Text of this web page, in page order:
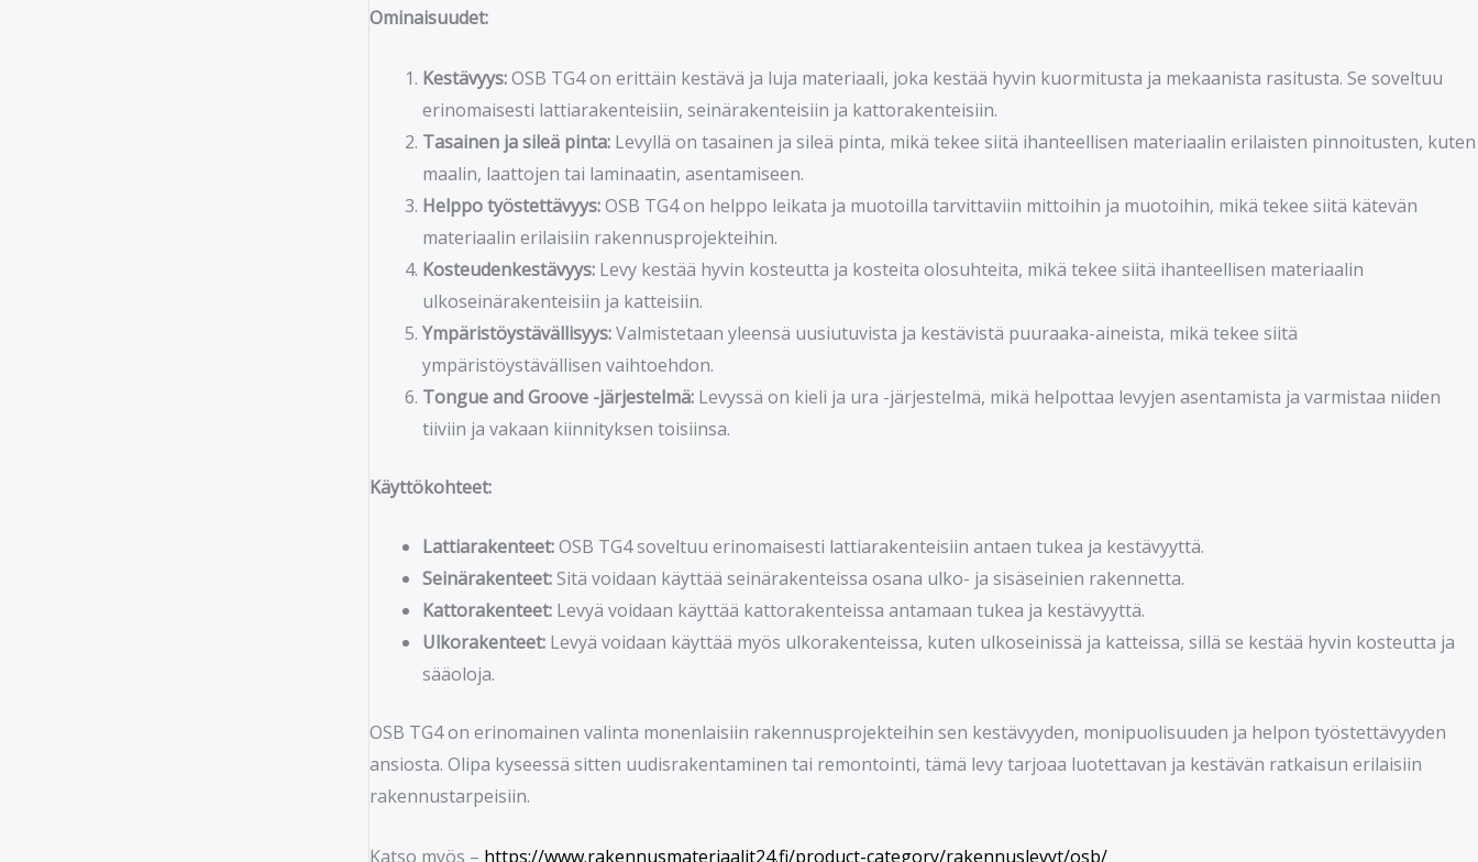
Ominaisuudet:
Kestävyys:OSB TG4 on erittäin kestävä ja luja materiaali, joka kestää hyvin kuormitusta ja mekaanista rasitusta. Se soveltuu
erinomaisesti lattiarakenteisiin, seinärakenteisiin ja kattorakenteisiin.
Tasainen ja sileä pinta: Levyllä on tasainen ja sileä pinta, mikä tekee siitä ihanteellisen materiaalin erilaisten pinnoitusten, kuten
maalin, laattojen tai laminaatin, asentamiseen.
Helppo työstettävyys:OSB TG4 on helppo leikata ja muotoilla tarvittaviin mittoihin ja muotoihin, mikä tekee siitä kätevän
materiaalin erilaisiin rakennusprojekteihin.
Kosteudenkestävyys: Levy kestää hyvin kosteutta ja kosteita olosuhteita, mikä tekee siitä ihanteellisen materiaalin
ulkoseinärakenteisiin ja katteisiin.
Ympäristöystävällisyys:Valmistetaan yleensä uusiutuvista ja kestävistä puuraaka-aineista, mikä tekee siitä
ympäristöystävällisen vaihtoehdon.
Tongue and Groove -järjestelmä: Levyssä on kieli ja ura -järjestelmä, mikä helpottaa levyjen asentamista ja varmistaa niiden
tiiviin ja vakaan kiinnityksen toisiinsa.
Käyttökohteet:
Lattiarakenteet:OSB TG4 soveltuu erinomaisesti lattiarakenteisiin antaen tukea ja kestävyyttä.
Seinärakenteet:Sitä voidaan käyttää seinärakenteissa osana ulko- ja sisäseinien rakennetta.
Kattorakenteet: Levyä voidaan käyttää kattorakenteissa antamaan tukea ja kestävyyttä.
Ulkorakenteet: Levyä voidaan käyttää myös ulkorakenteissa, kuten ulkoseinissä ja katteissa, sillä se kestää hyvin kosteutta ja
sääoloja.
OSB TG4 on erinomainen valinta monenlaisiin rakennusprojekteihin sen kestävyyden, monipuolisuuden ja helpon työstettävyyden
ansiosta. Olipa kyseessä sitten uudisrakentaminen tai remontointi, tämä levy tarjoaa luotettavan ja kestävän ratkaisun erilaisiin
rakennustarpeisiin.
Katso myös – https://www.rakennusmateriaalit24.fi/product-category/rakennuslevyt/osb/